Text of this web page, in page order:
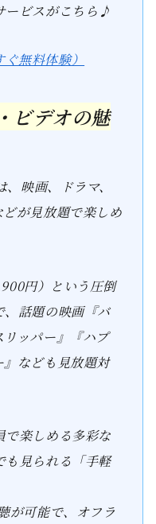
ービスがこちら♪
無料体験）
ビデオの魅
映画、ドラマ、
が見放題で楽しめ
円）という圧倒
、話題の映画『バ
ッパー』『ハプ
』なども見放題対
で楽しめる多彩な
も見られる「手軽
が可能で、オフラ